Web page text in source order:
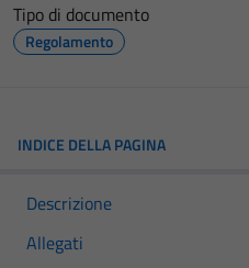
Tipo di documento
Regolamento
INDICE DELLA PAGINA
Descrizione
Allegati